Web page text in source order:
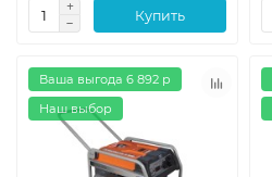
Купить
Ваша выгода 6 892 р
Наш выбор